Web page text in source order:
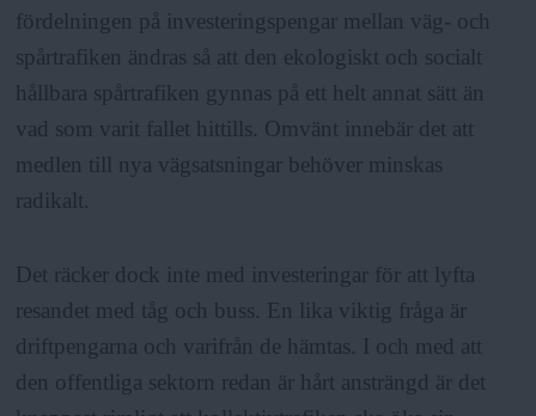
fördelningen på investeringspengar mellan väg- och
spårtrafiken ändras så att den ekologiskt och socialt
hållbara spårtrafiken gynnas på ett helt annat sätt än
vad som varit fallet hittills. Omvänt innebär det att
medlen till nya vägsatsningar behöver minskas
radikalt.
Det räcker dock inte med investeringar för att lyfta
resandet med tåg och buss. En lika viktig fråga är
driftpengarna och varifrån de hämtas. I och med att
den offentliga sektorn redan är hårt ansträngd är det